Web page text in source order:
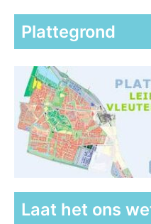
Plattegrond
Laat het ons